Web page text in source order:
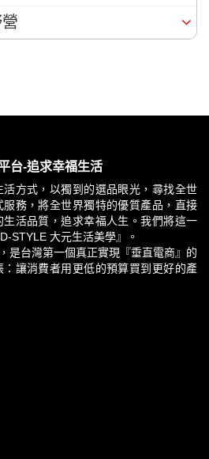
台-追求幸福生活
方式，以獨到的選品眼光，尋找全世
務，將全世界獨特的優質產品，直接
活品質，追求幸福人生。我們將這一
STYLE 大元生活美學』。
是台灣第一個真正實現『垂直電商』的
讓消費者用更低的預算買到更好的產